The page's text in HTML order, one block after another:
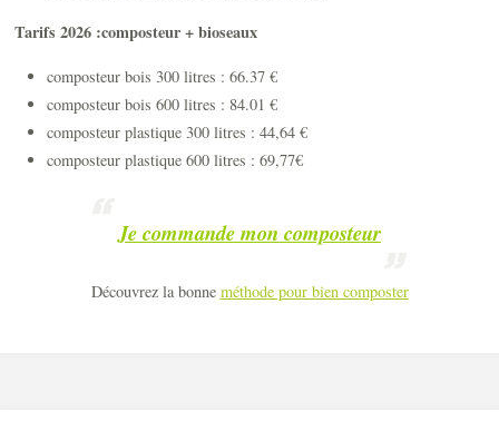
Tarifs 2026 :composteur + bioseaux
composteur bois 300 litres : 66.37 €
composteur bois 600 litres : 84.01 €
composteur plastique 300 litres : 44,64 €
composteur plastique 600 litres : 69,77€
Je commande mon composteur
Découvrez la bonne méthode pour bien composter